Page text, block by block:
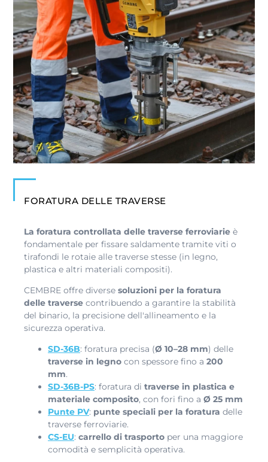
FORATURA DELLE TRAVERSE
La foratura controllata delle traverse ferroviarie è
fondamentale per fissare saldamente tramite viti o
tirafondi le rotaie alle traverse stesse (in legno,
plastica e altri materiali compositi).
CEMBRE offre diverse soluzioni per la foratura
delle traverse contribuendo a garantire la stabilità
del binario, la precisione dell'allineamento e la
sicurezza operativa.
SD-36B: foratura precisa (Ø 10–28 mm) delle
traverse in legno con spessore fino a 200
mm.
SD-36B-PS: foratura di traverse in plastica e
materiale composito, con fori fino a Ø 25 mm
Punte PV: punte speciali per la foratura delle
traverse ferroviarie.
CS-EU: carrello di trasporto per una maggiore
comodità e semplicità operativa.